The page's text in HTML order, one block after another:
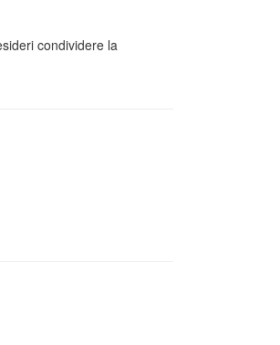
condividere la